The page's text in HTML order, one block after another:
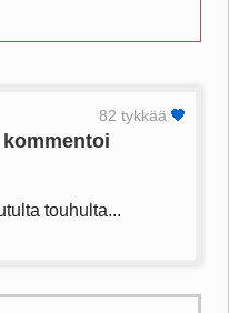
kommentoi
touhulta...
82 tykkää